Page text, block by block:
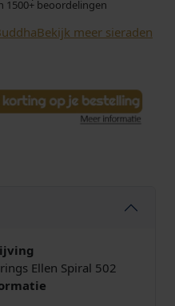
1500+ beoordelingen
Bekijk meer sieraden
Ellen Spiral 502